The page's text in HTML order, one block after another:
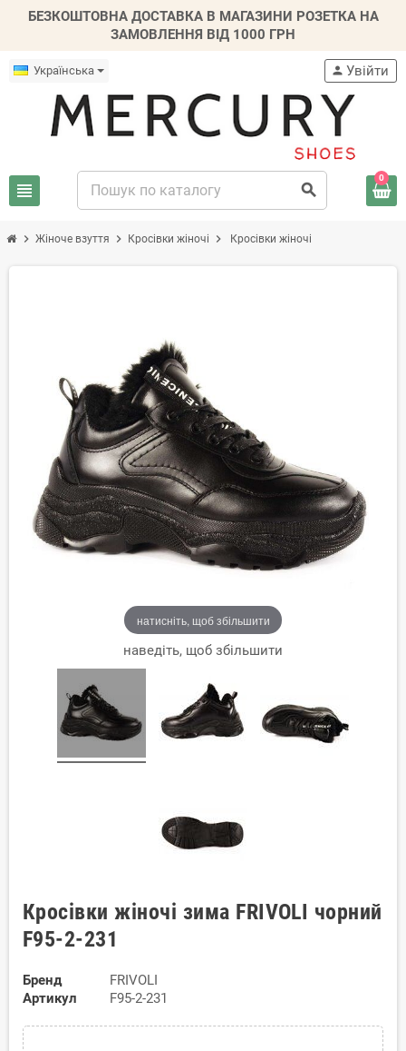
БЕЗКОШТОВНА ДОСТАВКА В МАГАЗИНИ РОЗЕТКА НА
ЗАМОВЛЕННЯ ВІД 1000 ГРН
Українська
view_headline search
person Увійти
0
chevron_right Жіноче взуття chevron_right Кросівки жіночі chevron_right Кросівки жіночі
натисніть, щоб збільшити
наведіть, щоб збільшити
Кросівки жіночі зима FRIVOLI чорний
F95-2-231
Бренд
FRIVOLI
Артикул
F95-2-231